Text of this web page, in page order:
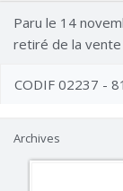
Paru le 14
retiré de la
CODIF 02237 - 81
Archives